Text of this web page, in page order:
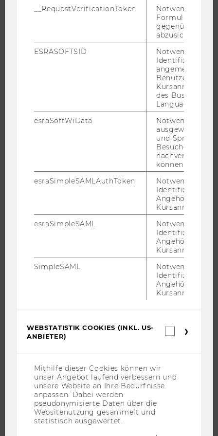
INFORMATIONEN FÜR STUDIERENDE
INTERNATIONALE UND INCOMING EXCHANGE STUDIERENDE
ANGEBOTE FÜR SCHULEN UND STUDIENINTERESSIERTE
STUDENT CLUBS
FORSCHUNGSPORTAL
UNIVERSITÄT
WIRTSCHAFT UND GESELLSCHAFT
WU FOUNDATION
JOBPORTAL
__RequestVerificationToken
Notwendig, um
gegenüber
abzusichern.
ESRASOFTSID
Notwendig zur
Identifizierung
angemeldeten
Benutzers im
des Business
Language
esraSoftWiData
Notwendig um
ausgewählte
und
Besuchers
nachverfolgen
können.
esraSimpleSAMLAuthToken
Notwendig zur
Identifizierung
Angehörige/r für
Kursanmeldung.
esraSimpleSAML
Notwendig zur
Identifizierung
Angehörige/r für
Kursanmeldung.
SimpleSAML
Notwendig zur
Identifizierung
Angehörige/r für
Kursanmeldung.
WEBSTATISTIK COOKIES (INKL. US-
ANBIETER)
Mithilfe dieser Cookies können wir
unser Angebot laufend verbessern und
unsere Website an Ihre Bedürfnisse
anpassen. Dabei werden
pseudonymisierte Daten über die
Websitenutzung gesammelt und
statistisch ausgewertet.